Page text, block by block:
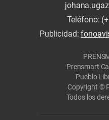
Teléfono:
Publicidad:
Prensmart
Pueblo
Copyright ©
Todos los